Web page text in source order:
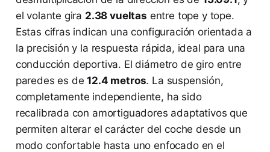
el volante gira 2.38 vueltas entre tope y tope.
Estas cifras indican una configuración orientada a
la precisión y la respuesta rápida, ideal para una
conducción deportiva. El diámetro de giro entre
paredes es de12.4 metros. La suspensión,
completamente independiente, ha sido
recalibrada con amortiguadores adaptativos que
permiten alterar el carácter del coche desde un
modo confortable hasta uno enfocado en el